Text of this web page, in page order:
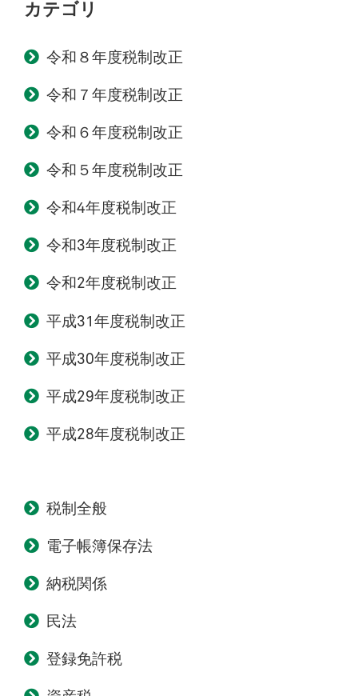
カテゴリ
令和８年度税制改正
令和７年度税制改正
令和６年度税制改正
令和５年度税制改正
令和4年度税制改正
令和3年度税制改正
令和2年度税制改正
平成31年度税制改正
平成30年度税制改正
平成29年度税制改正
平成28年度税制改正
税制全般
電子帳簿保存法
納税関係
民法
登録免許税